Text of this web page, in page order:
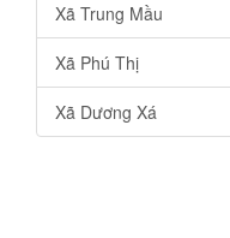
Xã Trung Mầu
Xã Phú Thị
Xã Dương Xá